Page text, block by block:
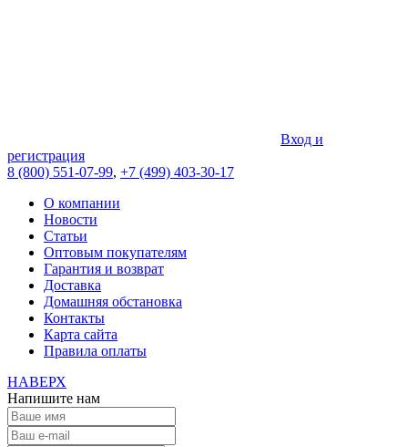
Вход и
регистрация
8 (800) 551-07-99, +7 (499) 403-30-17
О компании
Новости
Статьи
Оптовым покупателям
Гарантия и возврат
Доставка
Домашняя обстановка
Контакты
Карта сайта
Правила оплаты
НАВЕРХ
Напишите нам